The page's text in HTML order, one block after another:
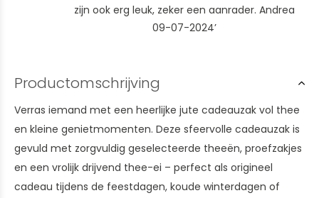
zijn ook erg leuk, zeker een aanrader. Andrea
09-07-2024’
Productomschrijving
Verras iemand met een heerlijke jute cadeauzak vol thee
en kleine genietmomenten. Deze sfeervolle cadeauzak is
gevuld met zorgvuldig geselecteerde theeën, proefzakjes
en een vrolijk drijvend thee-ei – perfect als origineel
cadeau tijdens de feestdagen, koude winterdagen of